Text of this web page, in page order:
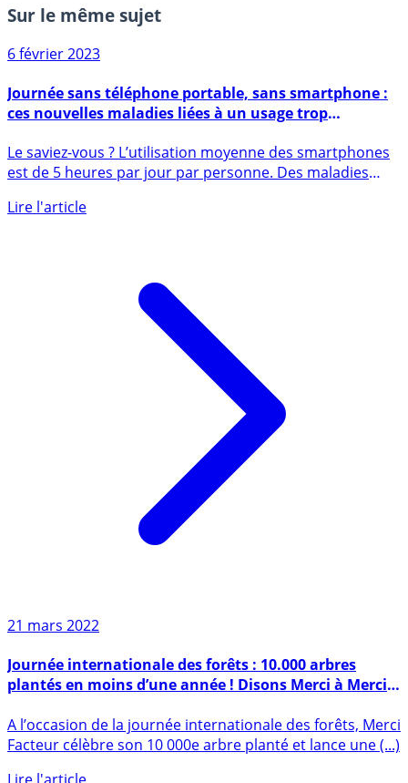
Sur le même sujet
6 février 2023
ces nouvelles maladies liées à un usage trop
important des smartphones
est de 5 heures par jour par personne. Des maladies
21 mars 2022
plantés en moins d’une année ! Disons Merci à Merci
Facteur !